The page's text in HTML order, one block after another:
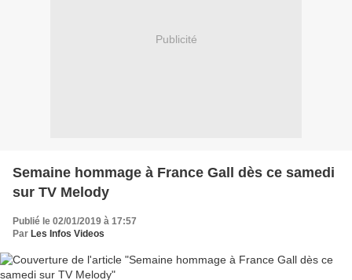
Publicité
Semaine hommage à France Gall dès ce samedi
sur TV Melody
Publié le 02/01/2019 à 17:57
Par Les Infos Videos